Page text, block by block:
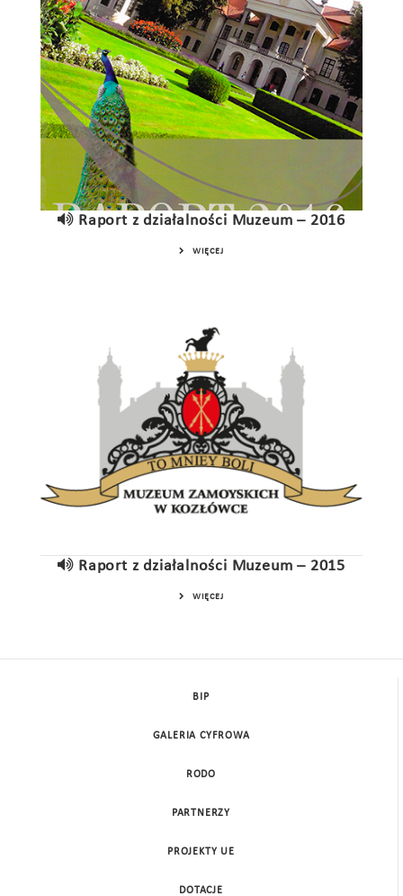
Raport z działalności Muzeum – 2016
WIĘCEJ
Raport z działalności Muzeum – 2015
WIĘCEJ
BIP
GALERIA CYFROWA
RODO
PARTNERZY
PROJEKTY UE
DOTACJE